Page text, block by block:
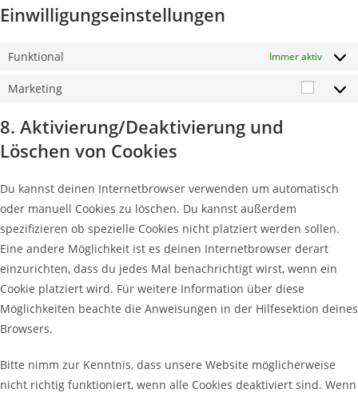
Einwilligungseinstellungen
Funktional Immer aktiv
Marketing
8. Aktivierung/Deaktivierung und
Löschen von Cookies
Du kannst deinen Internetbrowser verwenden um automatisch
oder manuell Cookies zu löschen. Du kannst außerdem
spezifizieren ob spezielle Cookies nicht platziert werden sollen.
Eine andere Möglichkeit ist es deinen Internetbrowser derart
einzurichten, dass du jedes Mal benachrichtigt wirst, wenn ein
Cookie platziert wird. Für weitere Information über diese
Möglichkeiten beachte die Anweisungen in der Hilfesektion deines
Browsers.
Bitte nimm zur Kenntnis, dass unsere Website möglicherweise
nicht richtig funktioniert, wenn alle Cookies deaktiviert sind. Wenn